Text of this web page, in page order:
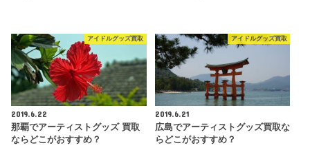
アイドルグッズ買取
2019.6.22
那覇でアーティストグッズ 買取
ならどこがおすすめ？
アイドルグッズ買取
2019.6.21
広島でアーティストグッズ買取な
らどこがおすすめ？